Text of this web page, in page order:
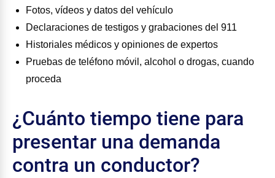
Fotos, vídeos y datos del vehículo
Declaraciones de testigos y grabaciones del 911
Historiales médicos y opiniones de expertos
Pruebas de teléfono móvil, alcohol o drogas, cuando
proceda
¿Cuánto tiempo tiene para
presentar una demanda
contra un conductor?